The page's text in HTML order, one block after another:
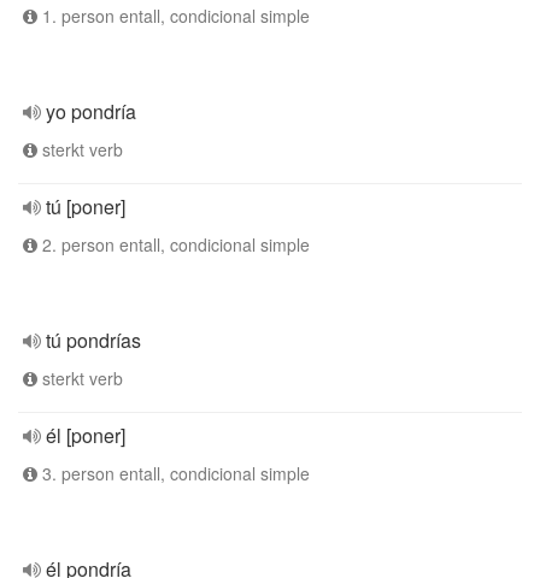
1. person entall, condicional simple
yo pondría
sterkt verb
tú [poner]
2. person entall, condicional simple
tú pondrías
sterkt verb
él [poner]
3. person entall, condicional simple
él pondría